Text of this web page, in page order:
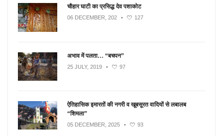
चौहार घाटी का प्रसिद्ध देव पशाकोट
06 DECEMBER, 202 • 127
अभाव में पलता… “बचपन”
25 JULY, 2019 • 97
ऐतिहासिक इमारतों की नगरी व खूबसूरत वादियों से लबालब
“शिमला”
05 DECEMBER, 2025 • 93